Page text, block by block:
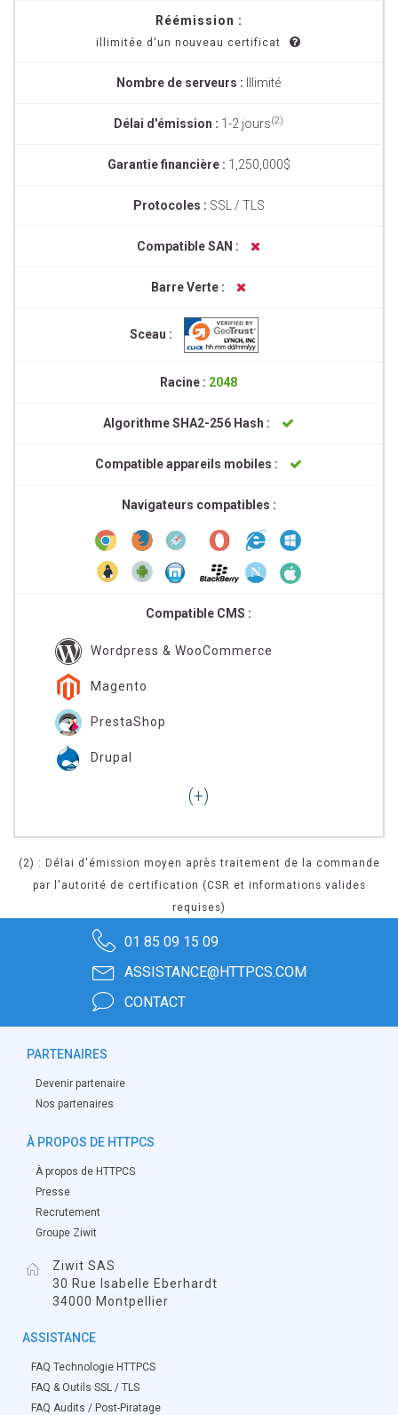
Réémission :
illimitée d'un nouveau certificat
Nombre de serveurs : Illimité
Délai d'émission : 1-2 jours(2)
Garantie financière : 1,250,000$
Protocoles : SSL / TLS
Compatible SAN :
Barre Verte :
Sceau :
Racine : 2048
Algorithme SHA2-256 Hash :
Compatible appareils mobiles :
Navigateurs compatibles :
Compatible CMS :
Wordpress & WooCommerce
Magento
PrestaShop
Drupal
(2) : Délai d'émission moyen après traitement de la commande
par l'autorité de certification (CSR et informations valides
requises)
01 85 09 15 09
ASSISTANCE@HTTPCS.COM
CONTACT
PARTENAIRES
Devenir partenaire
Nos partenaires
À PROPOS DE HTTPCS
À propos de HTTPCS
Presse
Recrutement
Groupe Ziwit
Ziwit SAS
30 Rue Isabelle Eberhardt
34000 Montpellier
ASSISTANCE
FAQ Technologie HTTPCS
FAQ & Outils SSL / TLS
FAQ Audits / Post-Piratage